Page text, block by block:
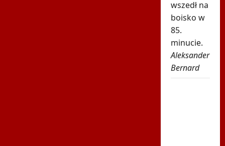
wszedł na
boisko w
85.
minucie.
Aleksander
Bernard